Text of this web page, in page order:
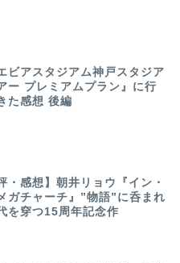
ビアスタジアム神戸スタジア
ー プレミアムプラン』に行
た感想 後編
・感想】朝井リョウ『イン・
ガチャーチ』”物語”に呑まれ
を穿つ15周年記念作